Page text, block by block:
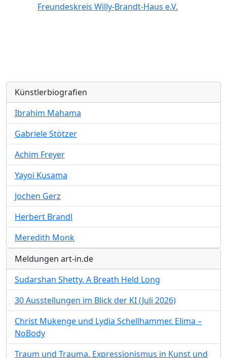
Freundeskreis Willy-Brandt-Haus e.V.
Künstlerbiografien
Ibrahim Mahama
Gabriele Stötzer
Achim Freyer
Yayoi Kusama
Jochen Gerz
Herbert Brandl
Meredith Monk
Meldungen art-in.de
Sudarshan Shetty. A Breath Held Long
30 Ausstellungen im Blick der KI (Juli 2026)
Christ Mukenge und Lydia Schellhammer. Elima –
NoBody
Traum und Trauma. Expressionismus in Kunst und